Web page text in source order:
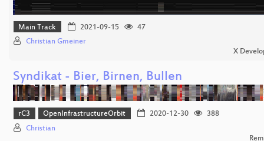
Main Track 2021-09-15
47
Christian Gmeiner
X
Syndikat - Bier, Birnen, Bullen
rC3 OpenInfrastructureOrbit 2020-12-30
388
Christian